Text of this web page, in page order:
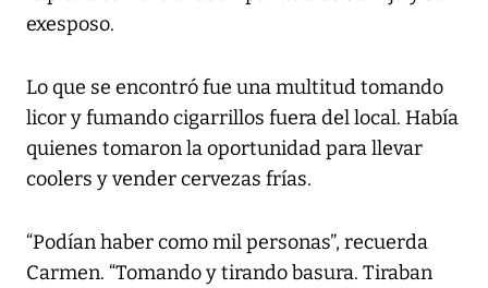
exesposo.
Lo que se encontró fue una multitud tomando
licor y fumando cigarrillos fuera del local. Había
quienes tomaron la oportunidad para llevar
coolers y vender cervezas frías.
“Podían haber como mil personas”, recuerda
Carmen. “Tomando y tirando basura. Tiraban